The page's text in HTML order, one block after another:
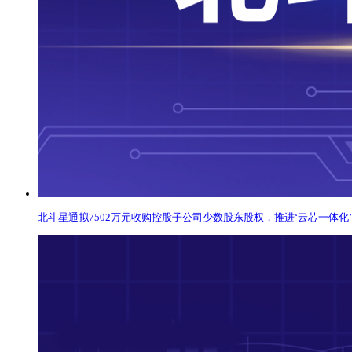
北斗星通拟7502万元收购控股子公司少数股东股权，推进‘云芯一体化